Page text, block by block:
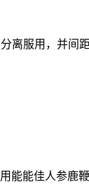
离服用，并间
能能佳人参鹿